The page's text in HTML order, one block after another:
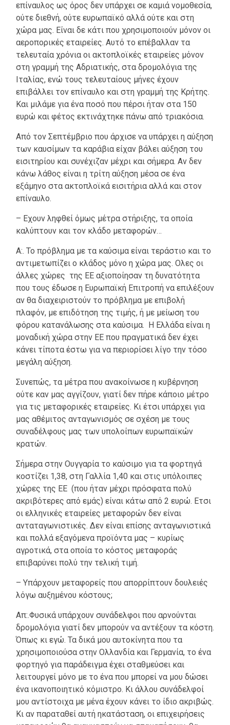
επίναυλος ως όρος δεν υπάρχει σε καμιά νομοθεσία,
ούτε διεθνή, ούτε ευρωπαϊκό αλλά ούτε και στη
χώρα μας. Είναι δε κάτι που χρησιμοποιούν μόνον οι
αεροπορικές εταιρείες. Αυτό το επέβαλλαν τα
τελευταία χρόνια οι ακτοπλοϊκές εταιρείες μόνον
στη γραμμή της Αδριατικής, στα δρομολόγια της
Ιταλίας, ενώ τους τελευταίους μήνες έχουν
επιβάλλει τον επίναυλο και στη γραμμή της Κρήτης.
Και μιλάμε για ένα ποσό που πέρσι ήταν στα 150
ευρώ και φέτος εκτινάχτηκε πάνω από τριακόσια.
Από τον Σεπτέμβριο που άρχισε να υπάρχει η αύξηση
των καυσίμων τα καράβια είχαν βάλει αύξηση του
εισιτηρίου και συνέχιζαν μέχρι και σήμερα. Αν δεν
κάνω λάθος είναι η τρίτη αύξηση μέσα σε ένα
εξάμηνο στα ακτοπλοϊκά εισιτήρια αλλά και στον
επίναυλο.
– Εχουν ληφθεί όμως μέτρα στήριξης, τα οποία
καλύπτουν και τον κλάδο μεταφορών…
Α:. Το πρόβλημα με τα καύσιμα είναι τεράστιο και το
αντιμετωπίζει ο κλάδος μόνο η χώρα μας. Ολες οι
άλλες χώρες της ΕΕ αξιοποίησαν τη δυνατότητα
που τους έδωσε η Ευρωπαϊκή Επιτροπή να επιλέξουν
αν θα διαχειριστούν το πρόβλημα με επιβολή
πλαφόν, με επιδότηση της τιμής, ή με μείωση του
φόρου κατανάλωσης στα καύσιμα. Η Ελλάδα είναι η
μοναδική χώρα στην ΕΕ που πραγματικά δεν έχει
κάνει τίποτα έστω για να περιορίσει λίγο την τόσο
μεγάλη αύξηση.
Συνεπώς, τα μέτρα που ανακοίνωσε η κυβέρνηση
ούτε καν μας αγγίζουν, γιατί δεν πήρε κάποιο μέτρο
για τις μεταφορικές εταιρείες. Κι έτσι υπάρχει για
μας αθέμιτος ανταγωνισμός σε σχέση με τους
συναδέλφους μας των υπολοίπων ευρωπαϊκών
κρατών.
Σήμερα στην Ουγγαρία το καύσιμο για τα φορτηγά
κοστίζει 1,38, στη Γαλλία 1,40 και στις υπόλοιπες
χώρες της ΕΕ (που ήταν μέχρι πρόσφατα πολύ
ακριβότερες από εμάς) είναι κάτω από 2 ευρώ. Ετσι
οι ελληνικές εταιρείες μεταφορών δεν είναι
ανταταγωνιστικές. Δεν είναι επίσης ανταγωνιστικά
και πολλά εξαγόμενα προϊόντα μας – κυρίως
αγροτικά, στα οποία το κόστος μεταφοράς
επιβαρύνει πολύ την τελική τιμή.
– Υπάρχουν μεταφορείς που απορρίπτουν δουλειές
λόγω αυξημένου κόστους;
Απ:.Φυσικά υπάρχουν συνάδελφοι που αρνούνται
δρομολόγια γιατί δεν μπορούν να αντέξουν τα κόστη.
Όπως κι εγώ. Τα δικά μου αυτοκίνητα που τα
χρησιμοποιούσα στην Ολλανδία και Γερμανία, το ένα
φορτηγό για παράδειγμα έχει σταθμεύσει και
λειτουργεί μόνο με το ένα που μπορεί να μου δώσει
ένα ικανοποιητικό κόμιστρο. Κι άλλου συνάδελφοί
μου αντίστοιχα με μένα έχουν κάνει το ίδιο ακριβώς.
Κι αν παραταθεί αυτή ηκατάσταση, οι επιχειρήσεις